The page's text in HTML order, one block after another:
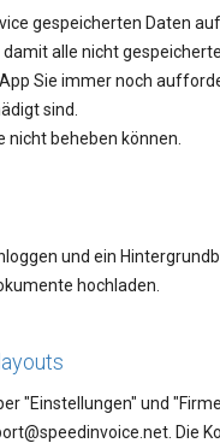
gespeicherten Daten
alle nicht
Sie immer noch
sind.
nicht beheben können.
und ein
hochladen.
"Einstellungen" und
Die